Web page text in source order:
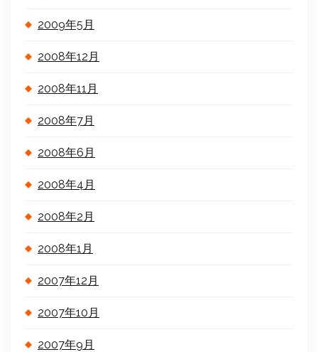
2009年5月
2008年12月
2008年11月
2008年7月
2008年6月
2008年4月
2008年2月
2008年1月
2007年12月
2007年10月
2007年9月